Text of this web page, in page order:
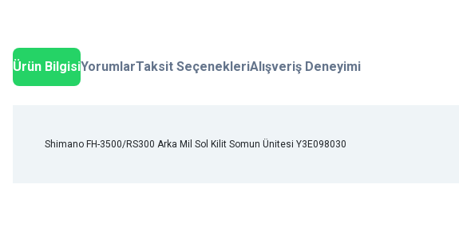
Ürün BilgisiYorumlarTaksit SeçenekleriAlışveriş Deneyimi
Shimano FH-3500/RS300 Arka Mil Sol Kilit Somun Ünitesi Y3E098030